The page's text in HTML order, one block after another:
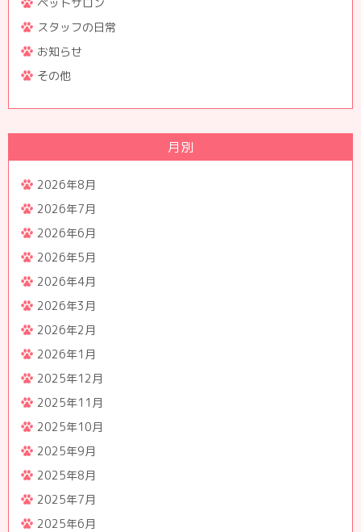
スタッフの日常
お知らせ
その他
月別
2026年8月
2026年7月
2026年6月
2026年5月
2026年4月
2026年3月
2026年2月
2026年1月
2025年12月
2025年11月
2025年10月
2025年9月
2025年8月
2025年7月
2025年6月